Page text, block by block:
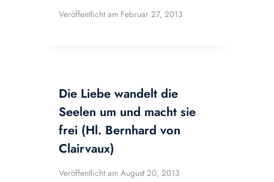
Veröffentlicht am Februar 27, 2013
Die Liebe wandelt die
Seelen um und macht sie
frei (Hl. Bernhard von
Clairvaux)
Veröffentlicht am August 20, 2013